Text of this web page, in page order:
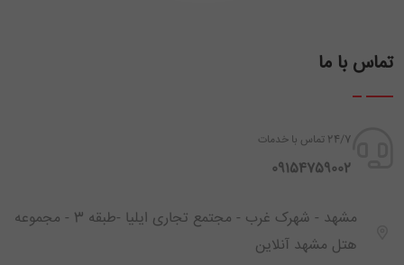
تماس با ما
24/7 تماس با خدمات
‪ 09154759002
مشهد - شهرک غرب - مجتمع تجاری ایلیا -طبقه 3 - مجموعه
هتل مشهد آنلاین